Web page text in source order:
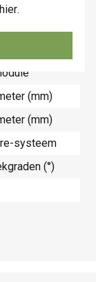
hier.
(mm)
(mm)
systeem
(°)